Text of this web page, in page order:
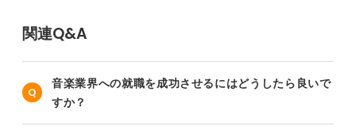
関連Q&A
音楽業界への就職を成功させるにはどうしたら良いで
すか？